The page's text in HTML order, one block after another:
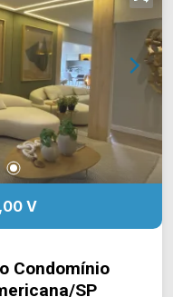
V
Condomínio
SP